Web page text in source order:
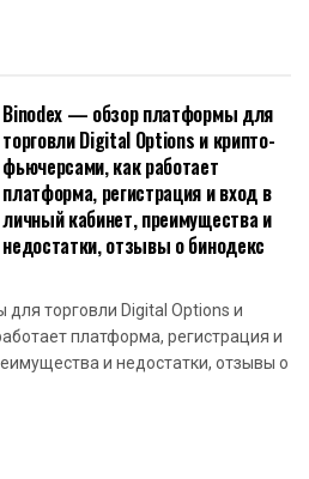
Binodex — обзор платформы для
торговли Digital Options и крипто-
фьючерсами, как работает
платформа, регистрация и вход в
личный кабинет, преимущества и
недостатки, отзывы о бинодекс
торговли Digital Options и
платформа, регистрация и
и недостатки, отзывы о